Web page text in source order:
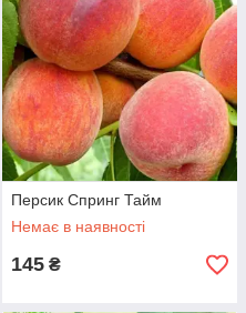
Персик Спринг Тайм
Немає в наявності
145 ₴